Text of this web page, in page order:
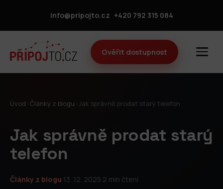
info@pripojto.cz +420 792 315 084
Ověřit dostupnost
Úvod Články z blogu Jak správně prodat starý telefon
Jak správně prodat starý
telefon
Články z blogu·13. 12. 2025·2 min čtení